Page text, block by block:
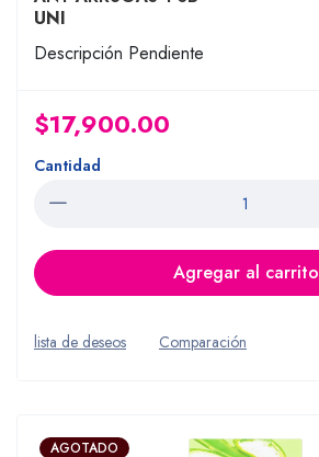
UNI
Descripción Pendiente
$17,900.00
Cantidad
Agregar al carrito
lista de deseos Comparación
AGOTADO